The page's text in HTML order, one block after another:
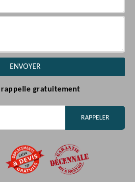
rappelle gratuitement